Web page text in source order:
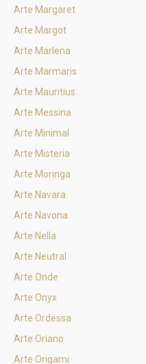
Arte Margaret
Arte Margot
Arte Marlena
Arte Marmaris
Arte Mauritius
Arte Messina
Arte Minimal
Arte Misteria
Arte Moringa
Arte Navara
Arte Navona
Arte Nella
Arte Neutral
Arte Onde
Arte Onyx
Arte Ordessa
Arte Oriano
Arte Origami